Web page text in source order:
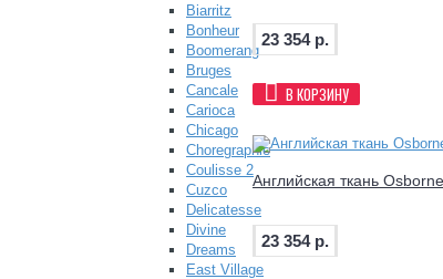
Biarritz
Bonheur
Boomerang
Bruges
Cancale
Carioca
Chicago
Choregraphie
Coulisse 2
Cuzco
Delicatesse
Divine
Dreams
East Village
23 354 р.
В КОРЗИНУ
Английская ткань
23 354 р.